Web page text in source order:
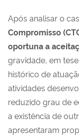
Após analisar o
Compromisso
oportuna a
gravidade, em
histórico de
atividades
reduzido grau de
a existência de
apresentaram